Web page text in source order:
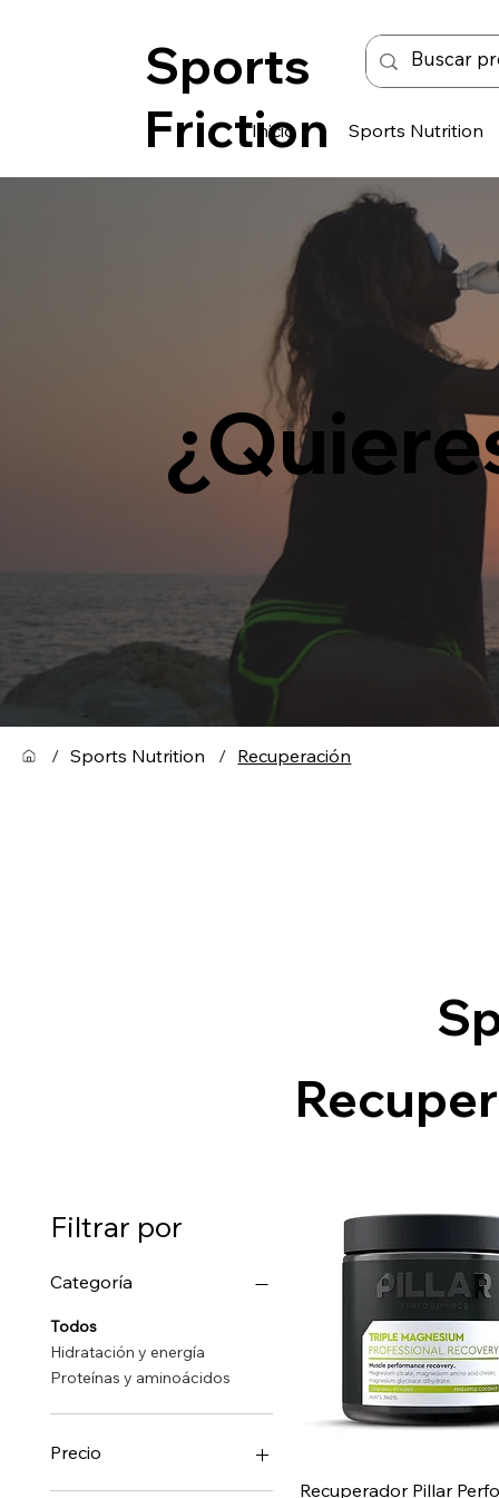
Inicio Sports Nutrition
Sports
Friction
/ Sports Nutrition / Recuperación
Filtrar por
Categoría
Todos
Hidratación y energía
Proteínas y aminoácidos
Precio
Vista rápida
Recuperador Pillar